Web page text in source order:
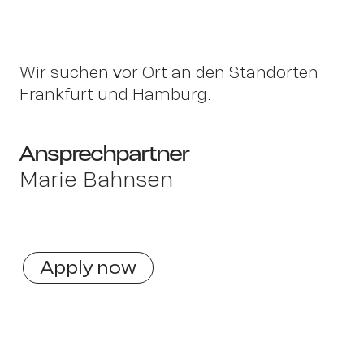
Wir suchen vor Ort an den Standorten
Frankfurt und Hamburg.
Ansprechpartner
Marie Bahnsen
Apply now